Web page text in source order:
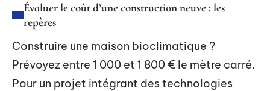
Évaluer le coût d’une construction neuve : les
repères
Construire une maison bioclimatique ?
Prévoyez entre 1 000 et 1 800 € le mètre carré.
Pour un projet intégrant des technologies